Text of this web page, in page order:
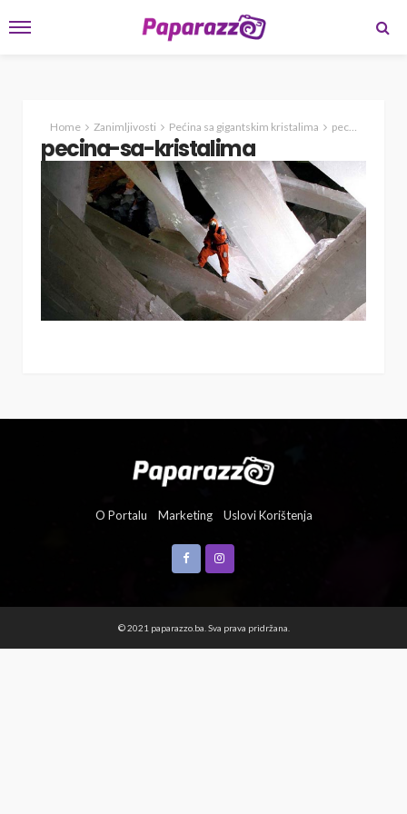
Home Zanimljivosti Pećina sa gigantskim kristalima pecina-sa-kristalima
pecina-sa-kristalima
O Portalu Marketing Uslovi Korištenja
© 2021 paparazzo.ba. Sva prava pridržana.